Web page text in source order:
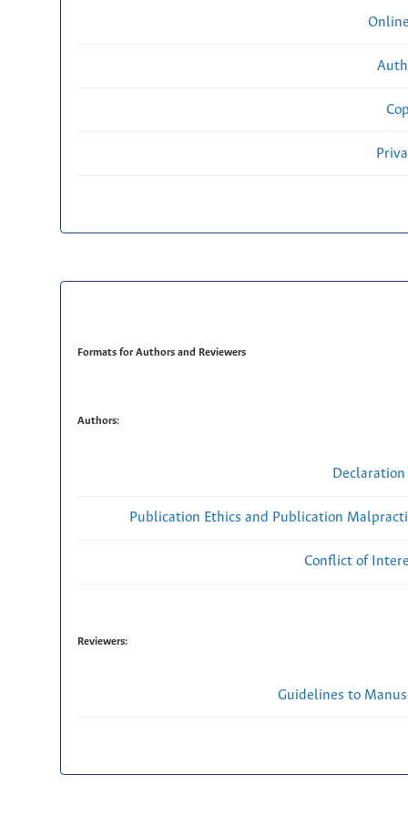
Formats for Authors and Reviewers
Authors:
Publication Ethics and Publication
Conflict of
Reviewers:
Guidelines to